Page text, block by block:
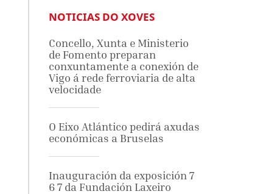
NOTICIAS DO XOVES
Concello, Xunta e Ministerio
de Fomento preparan
conxuntamente a conexión de
Vigo á rede ferroviaria de alta
velocidade
O Eixo Atlántico pedirá axudas
económicas a Bruselas
Inauguración da exposición 7
6 7 da Fundación Laxeiro